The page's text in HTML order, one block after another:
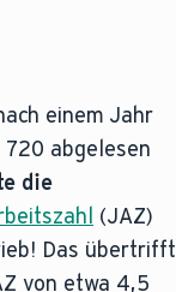
einem Jahr
720 abgelesen
die
(JAZ)
Das übertrifft
von etwa 4,5